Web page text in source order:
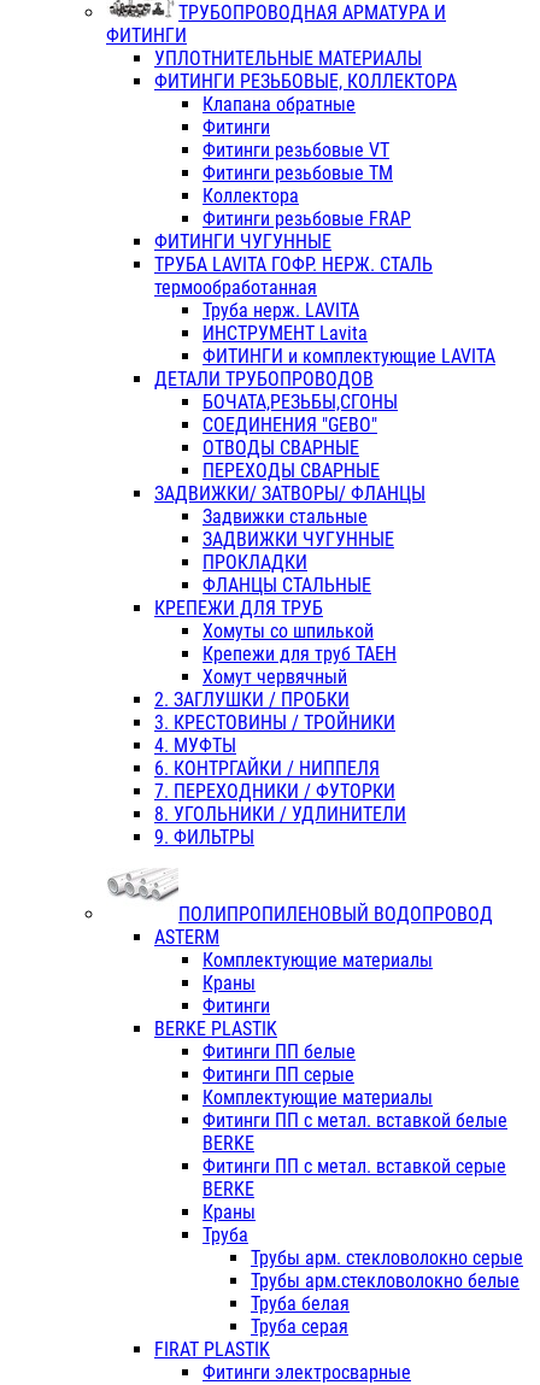
ТРУБОПРОВОДНАЯ АРМАТУРА И
ФИТИНГИ
УПЛОТНИТЕЛЬНЫЕ МАТЕРИАЛЫ
ФИТИНГИ РЕЗЬБОВЫЕ, КОЛЛЕКТОРА
Клапана обратные
Фитинги
Фитинги резьбовые VT
Фитинги резьбовые ТМ
Коллектора
Фитинги резьбовые FRAP
ФИТИНГИ ЧУГУННЫЕ
ТРУБА LAVITA ГОФР. НЕРЖ. СТАЛЬ
термообработанная
Труба нерж. LAVITA
ИНСТРУМЕНТ Lavita
ФИТИНГИ и комплектующие LAVITA
ДЕТАЛИ ТРУБОПРОВОДОВ
БОЧАТА,РЕЗЬБЫ,СГОНЫ
СОЕДИНЕНИЯ "GEBO"
ОТВОДЫ СВАРНЫЕ
ПЕРЕХОДЫ СВАРНЫЕ
ЗАДВИЖКИ/ ЗАТВОРЫ/ ФЛАНЦЫ
Задвижки стальные
ЗАДВИЖКИ ЧУГУННЫЕ
ПРОКЛАДКИ
ФЛАНЦЫ СТАЛЬНЫЕ
КРЕПЕЖИ ДЛЯ ТРУБ
Хомуты со шпилькой
Крепежи для труб ТАЕН
Хомут червячный
2. ЗАГЛУШКИ / ПРОБКИ
3. КРЕСТОВИНЫ / ТРОЙНИКИ
4. МУФТЫ
6. КОНТРГАЙКИ / НИППЕЛЯ
7. ПЕРЕХОДНИКИ / ФУТОРКИ
8. УГОЛЬНИКИ / УДЛИНИТЕЛИ
9. ФИЛЬТРЫ
ПОЛИПРОПИЛЕНОВЫЙ ВОДОПРОВОД
ASTERM
Комплектующие материалы
Краны
Фитинги
BERKE PLASTIK
Фитинги ПП белые
Фитинги ПП серые
Комплектующие материалы
Фитинги ПП с метал. вставкой белые
BERKE
Фитинги ПП с метал. вставкой серые
BERKE
Краны
Труба
Трубы арм. стекловолокно серые
Трубы арм.стекловолокно белые
Труба белая
Труба серая
FIRAT PLASTIK
Фитинги электросварные